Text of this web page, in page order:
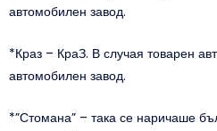
автомобилен завод.
*Краз – КраЗ. В случая товарен
автомобилен завод.
*”Стомана” – така се наричаше